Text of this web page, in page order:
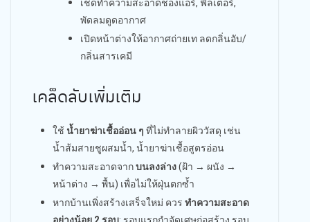
เช็ดทำความสะอาดช่องแอร์, ฟิลเตอร์,
พัดลมดูดอากาศ
เปิดหน้าต่างให้อากาศถ่ายเท ลดกลิ่นอับ/
กลิ่นสารเคมี
เคล็ดลับเพิ่มเติม
ใช้น้ำยาฆ่าเชื้ออ่อน ๆ ที่ไม่ทำลายผิววัสดุ เช่น
น้ำส้มสายชูผสมน้ำ, น้ำยาฆ่าเชื้อสูตรอ่อน
ทำความสะอาดจากบนลงล่าง(ฝ้า → ผนัง →
หน้าต่าง → พื้น) เพื่อไม่ให้ฝุ่นตกซ้ำ
หากบ้านเพิ่งสร้างเสร็จใหม่ ควร ทำความสะอาด
อย่างน้อย 2 รอบ: รอบแรกกำจัดเศษก่อสร้าง รอบ